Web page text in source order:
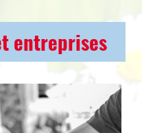
entreprises